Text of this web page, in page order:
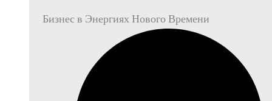
Бизнес в Энергиях Нового Времени